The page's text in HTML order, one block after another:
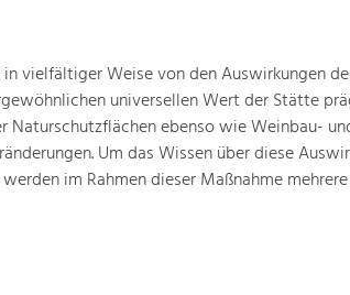
vielfältiger Weise von den Auswirkungen
universellen Wert der Stätte
ebenso wie Weinbau-
Um das Wissen über diese
im Rahmen dieser Maßnahme mehrere